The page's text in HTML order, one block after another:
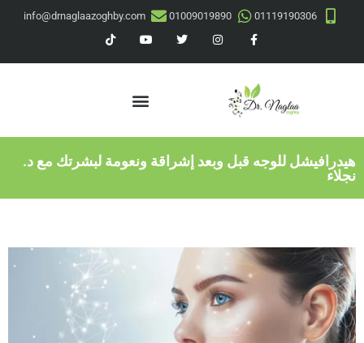
01119190306
01009019890
info@drnaglaazoghby.com
هيدرافيشل للوجه قبل وبعد إشراقة ونعومة لبشرتك مع د.
نجلاء